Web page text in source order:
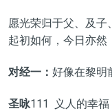
愿光荣归于父、及
起初如何，今日亦然
对经一： 好像在黎明
圣咏111 义人的幸福